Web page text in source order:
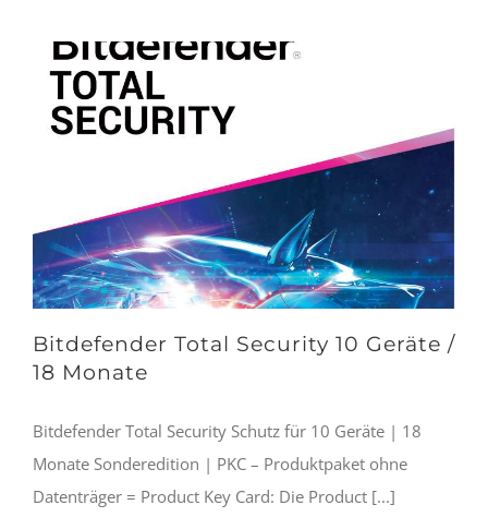
Bitdefender Total Security 10 Geräte /
18 Monate
Bitdefender Total Security Schutz für 10 Geräte | 18
Monate Sonderedition | PKC – Produktpaket ohne
Datenträger = Product Key Card: Die Product [...]